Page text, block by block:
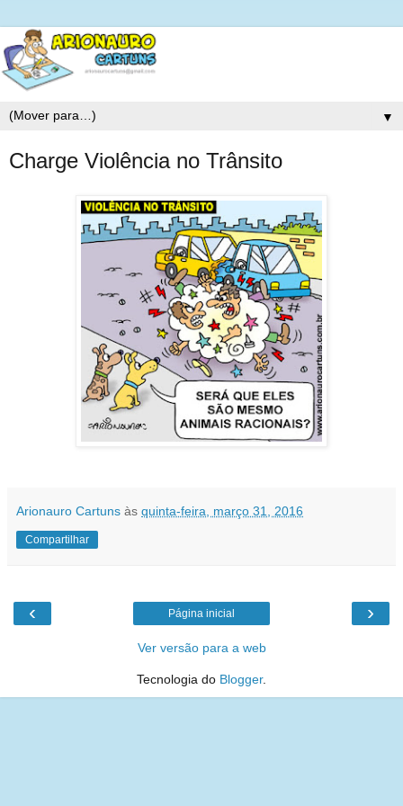
▼
Charge Violência no Trânsito
Arionauro Cartuns às quinta-feira, março 31, 2016
Compartilhar
‹ ›
Página inicial
Ver versão para a web
Tecnologia do Blogger.